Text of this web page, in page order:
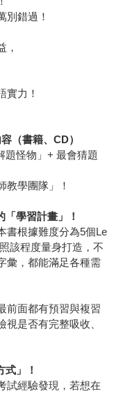
別錯過！
，
實力！
（書籍、CD）
題怪物」+ 最會猜題
教學團隊」！
「學習計畫」！
書根據難度分為5個Le
該程度量身打造，不
彙，都能滿足各種需
前面都有預習與複習
是否有完整吸收、
式」！
試經驗發現，若想在